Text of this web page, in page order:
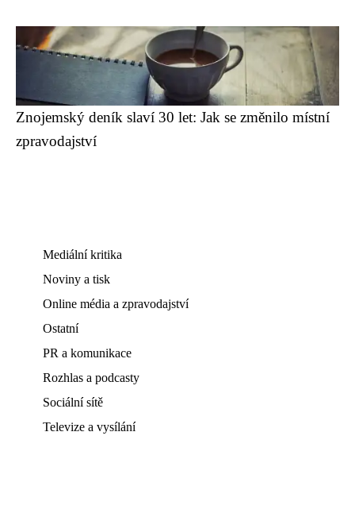
Znojemský deník slaví 30 let: Jak se změnilo místní
zpravodajství
Mediální kritika
Noviny a tisk
Online média a zpravodajství
Ostatní
PR a komunikace
Rozhlas a podcasty
Sociální sítě
Televize a vysílání